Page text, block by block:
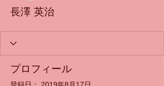
長澤 英治
プロフィール